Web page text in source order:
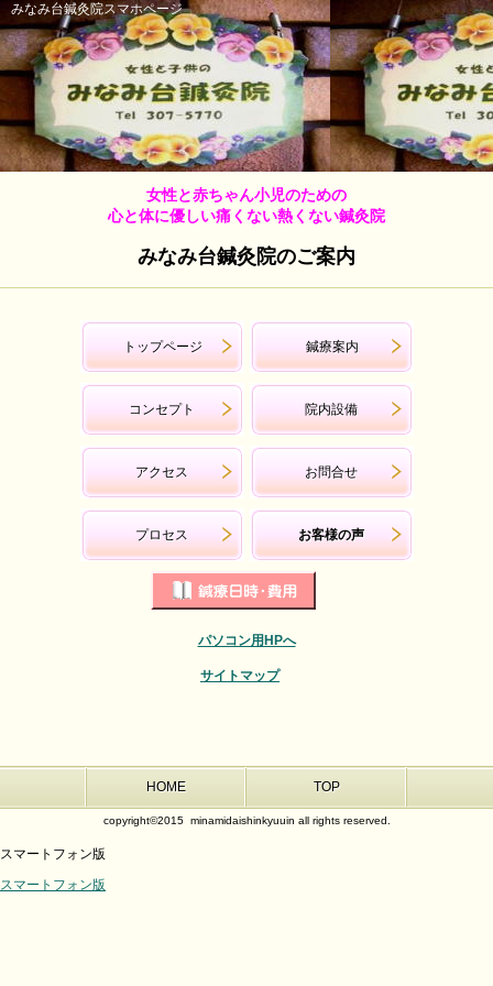
みなみ台鍼灸院スマホページ
女性と赤ちゃん小児のための
心と体に優しい痛くない熱くない鍼灸院
みなみ台鍼灸院のご案内
トップページ 鍼療案内
コンセプト 院内設備
アクセス お問合せ
プロセス お客様の声
パソコン用HPへ
サイトマップ
HOME TOP
copyright©2015 minamidaishinkyuuin all rights reserved.
スマートフォン版
スマートフォン版